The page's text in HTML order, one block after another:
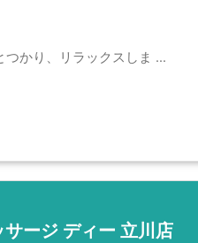
かり、リラックスしま ...
ージ ディー 立川店